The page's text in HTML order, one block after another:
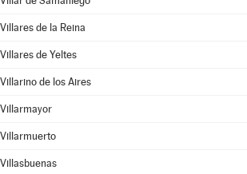
Villares de la Reina
Villares de Yeltes
Villarino de los Aires
Villarmayor
Villarmuerto
Villasbuenas